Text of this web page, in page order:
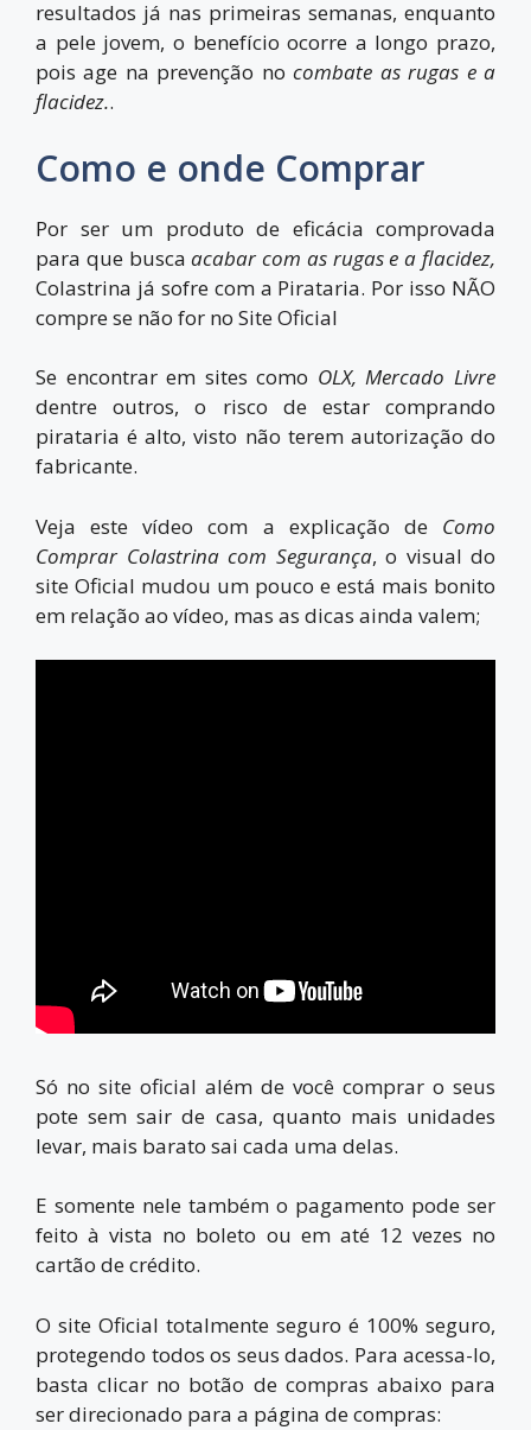
resultados já nas primeiras semanas, enquanto
a pele jovem, o benefício ocorre a longo prazo,
pois age na prevenção nocombate as rugas e a
flacidez..
Como e onde Comprar
Por ser um produto de eficácia comprovada
para que buscaacabar com as rugas e a flacidez,
Colastrina já sofre com a Pirataria. Por isso NÃO
compre se não for no Site Oficial
Se encontrar em sites como OLX, Mercado Livre
dentre outros, o risco de estar comprando
pirataria é alto, visto não terem autorização do
fabricante.
Veja este vídeo com a explicação de Como
Comprar Colastrina com Segurança, o visual do
site Oficial mudou um pouco e está mais bonito
em relação ao vídeo, mas as dicas ainda valem;
Só no site oficial além de você comprar o seus
pote sem sair de casa, quanto mais unidades
levar, mais barato sai cada uma delas.
E somente nele também o pagamento pode ser
feito à vista no boleto ou em até 12 vezes no
cartão de crédito.
O site Oficial totalmente seguro é 100% seguro,
protegendo todos os seus dados. Para acessa-lo,
basta clicar no botão de compras abaixo para
ser direcionado para a página de compras: